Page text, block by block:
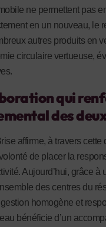
ne permettent pas
en un nouveau, le
autres produits en
circulaire vertueuse,
qui
des
affirme, à travers cette
de placer la
Aujourd’hui, grâce à
des centres du
homogène et
bénéficie d’un